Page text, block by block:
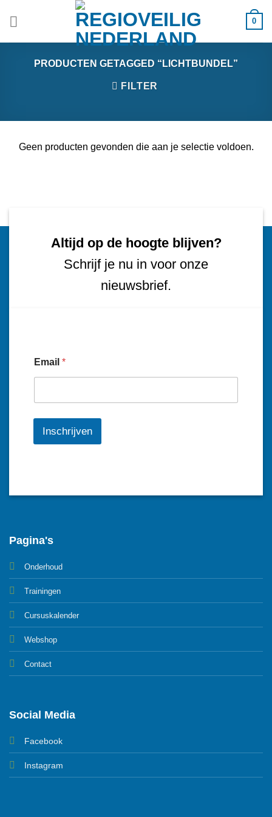
0
PRODUCTEN GETAGGED “LICHTBUNDEL”
FILTER
Geen producten gevonden die aan je selectie voldoen.
Altijd op de hoogte blijven?
Schrijf je nu in voor onze
nieuwsbrief.
Email *
Inschrijven
Pagina's
Onderhoud
Trainingen
Cursuskalender
Webshop
Contact
Social Media
Facebook
Instagram